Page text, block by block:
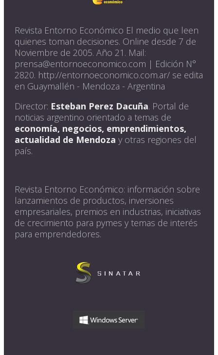
Revista Entorno Económico El medio que leen
quienes toman decisiones. Online desde 7 de
Noviembre de 2005. Año 21. Mail:
prensa@entornoeconomico.com | Edición N°
2820. http://entornoeconomico.com.ar/ se edita
en Guaymallén - Mendoza - Argentina
Director: Esteban Perez Dacuña. Portal de
noticias argentino orientado a temas de
economía, negocios, emprendimientos,
actualidad de Mendoza y otras regiones del
país.
Revista Entorno Económico: información sobre
lanzamientos de productos, inversiones
empresariales, premios en industrias, iniciativas
de crecimiento para pymes y temas de interés
para emprendedores.